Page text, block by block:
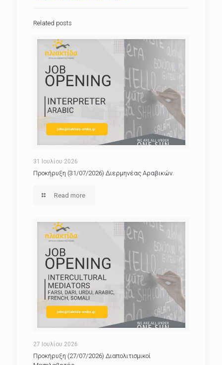
Related posts
31 Ιουλίου 2026
Προκήρυξη (31/07/2026) Διερμηνέας Αραβικών.
Read more
27 Ιουλίου 2026
Προκήρυξη (27/07/2026) Διαπολιτισμικοί